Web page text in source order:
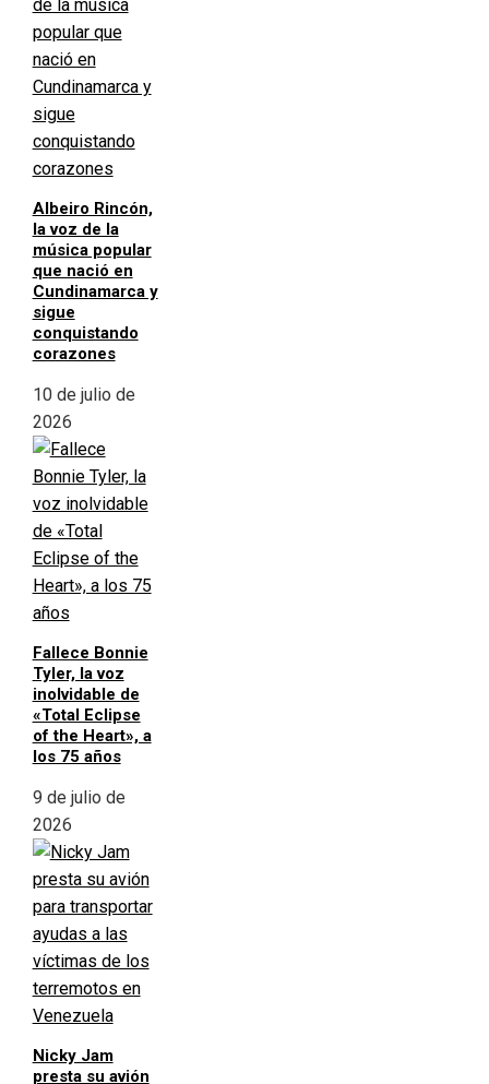
Albeiro Rincón,
la voz de la
música popular
que nació en
Cundinamarca y
sigue
conquistando
corazones
10 de julio de
2026
Fallece Bonnie
Tyler, la voz
inolvidable de
«Total Eclipse
of the Heart», a
los 75 años
9 de julio de
2026
Nicky Jam
presta su avión